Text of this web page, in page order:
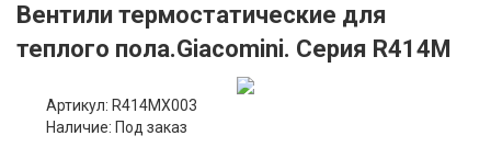
Вентили термостатические для
теплого пола.Giacomini. Серия R414M
Артикул: R414MX003
Наличие: Под заказ